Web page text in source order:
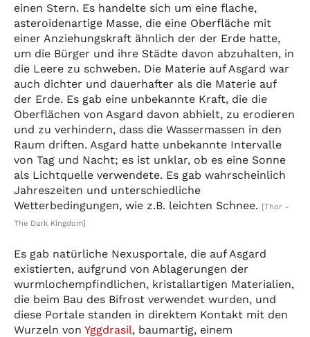
einen Stern. Es handelte sich um eine flache,
asteroidenartige Masse, die eine Oberfläche mit
einer Anziehungskraft ähnlich der der Erde hatte,
um die Bürger und ihre Städte davon abzuhalten, in
die Leere zu schweben. Die Materie auf Asgard war
auch dichter und dauerhafter als die Materie auf
der Erde. Es gab eine unbekannte Kraft, die die
Oberflächen von Asgard davon abhielt, zu erodieren
und zu verhindern, dass die Wassermassen in den
Raum driften. Asgard hatte unbekannte Intervalle
von Tag und Nacht; es ist unklar, ob es eine Sonne
als Lichtquelle verwendete. Es gab wahrscheinlich
Jahreszeiten und unterschiedliche
Wetterbedingungen, wie z.B. leichten Schnee. [Thor -
The Dark Kingdom]
Es gab natürliche Nexusportale, die auf Asgard
existierten, aufgrund von Ablagerungen der
wurmlochempfindlichen, kristallartigen Materialien,
die beim Bau des Bifrost verwendet wurden, und
diese Portale standen in direktem Kontakt mit den
Wurzeln von Yggdrasil, baumartig, einem